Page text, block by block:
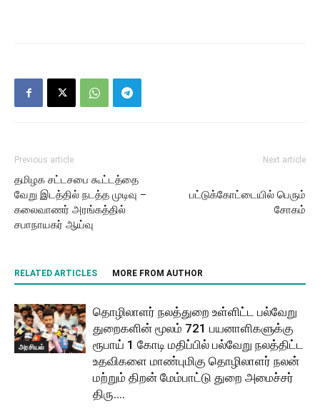
Previous article
தமிழக சட்டசபை கூட்டத்தை
வேறு இடத்தில் நடத்த முடிவு –
கலைவாணர் அரங்கத்தில்
சபாநாயகர் ஆய்வு
Next article
பட்டுக்கோட்டையில் பெரும்
சோகம்
RELATED ARTICLES MORE FROM AUTHOR
அரசியல்
தொழிலாளர் நலத்துறை உள்ளிட்ட பல்வேறு
துறைகளின் மூலம் 721 பயனாளிகளுக்கு
ரூபாய் 1 கோடி மதிப்பில் பல்வேறு நலத்திட்ட
உதவிகளை மாண்புமிகு தொழிலாளர் நலன்
மற்றும் திறன் மேம்பாட்டு துறை அமைச்சர்
திரு....